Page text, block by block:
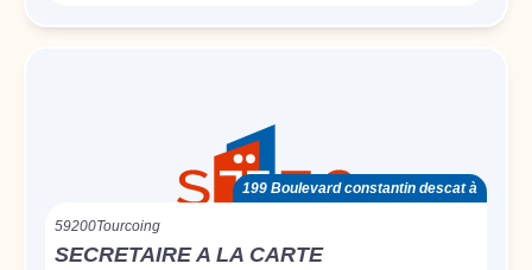
199 Boulevard constantin descat à
59200Tourcoing
SECRETAIRE A LA CARTE